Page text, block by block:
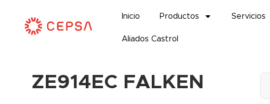
Inicio Productos Servicios
Aliados Castrol
ZE914EC FALKEN